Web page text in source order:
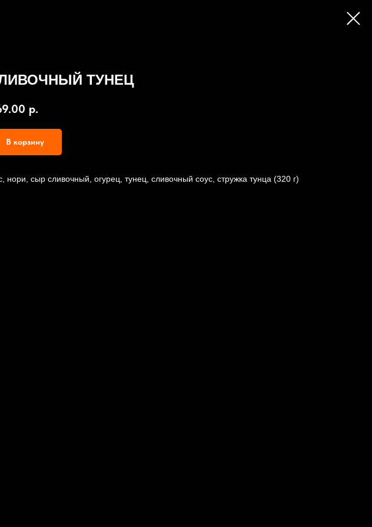
ТУНЕЦ
р.
В корзину
нори, сыр сливочный, огурец, тунец, сливочный соус, стружка тунца (320 г)